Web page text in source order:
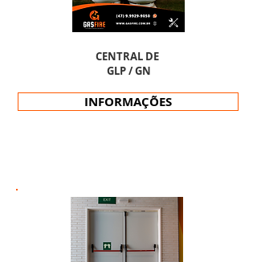
INFORMAÇÕES
CENTRAL DE
GLP / GN